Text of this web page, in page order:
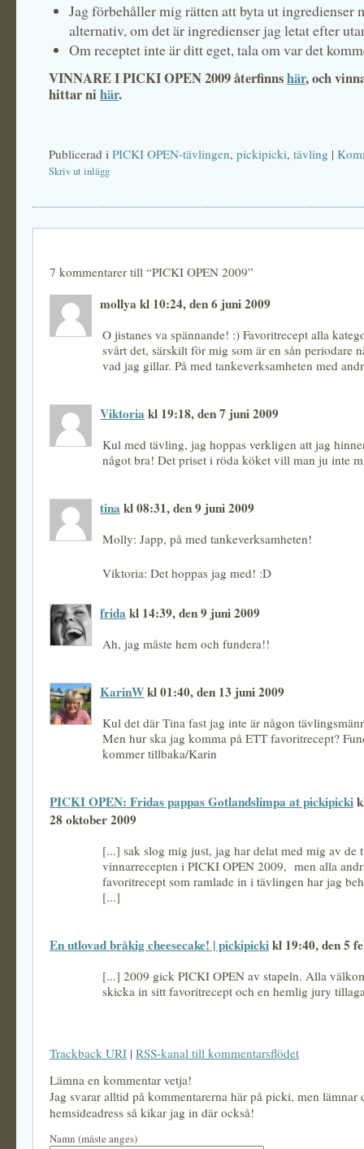
Jag förbehåller mig rätten att byta ut ingredienser
alternativ, om det är ingredienser jag letat efter
Om receptet inte är ditt eget, tala om var det
VINNARE I PICKI OPEN 2009 återfinnshär, och
hittar ni här.
Publicerad i PICKI OPEN-tävlingen, pickipicki, tävling |
Skriv ut inlägg
7 kommentarer till “PICKI OPEN 2009”
mollya kl 10:24, den 6 juni 2009
O jistanes va spännande! :) Favoritrecept alla
svårt det, särskilt för mig som är en sån periodare
vad jag gillar. På med tankeverksamheten med
Viktoria kl 19:18, den 7 juni 2009
Kul med tävling, jag hoppas verkligen att jag
något bra! Det priset i röda köket vill man ju inte
tina kl 08:31, den 9 juni 2009
Molly: Japp, på med tankeverksamheten!
Viktoria: Det hoppas jag med! :D
frida kl 14:39, den 9 juni 2009
Ah, jag måste hem och fundera!!
KarinWkl 01:40, den 13 juni 2009
Kul det där Tina fast jag inte är någon
Men hur ska jag komma på ETT favoritrecept?
kommer tillbaka/Karin
PICKI OPEN: Fridas pappas Gotlandslimpa at pickipicki
28 oktober 2009
[...] sak slog mig just, jag har delat med mig av de
vinnarrecepten i PICKI OPEN 2009, men alla
favoritrecept som ramlade in i tävlingen har jag
[...]
En utlovad bråkig cheesecake! | pickipickikl 19:40, den 5
[...] 2009 gick PICKI OPEN av stapeln. Alla
skicka in sitt favoritrecept och en hemlig jury
Trackback URI | RSS-kanal till kommentarsflödet
Lämna en kommentar vetja!
Jag svarar alltid på kommentarerna här på picki, men lämnar
hemsideadress så kikar jag in där också!
Namn (måste anges)